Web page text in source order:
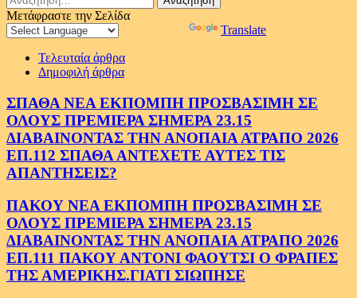
για:
Μετάφραστε την Σελίδα
Translate
Τελευταία άρθρα
Δημοφιλή άρθρα
ΣΠΑΘΑ ΝΕΑ ΕΚΠΟΜΠΗ ΠΡΟΣΒΑΣΙΜΗ ΣΕ
ΟΛΟΥΣ ΠΡΕΜΙΕΡΑ ΣΗΜΕΡΑ 23.15
ΔΙΑΒΑΙΝΟΝΤΑΣ ΤΗΝ ΑΝΟΠΑΙΑ ΑΤΡΑΠΟ 2026
ΕΠ.112 ΣΠΑΘΑ ΑΝΤΕΧΕΤΕ ΑΥΤΕΣ ΤΙΣ
ΑΠΑΝΤΗΣΕΙΣ?
ΠΑΚΟΥ ΝΕΑ ΕΚΠΟΜΠΗ ΠΡΟΣΒΑΣΙΜΗ ΣΕ
ΟΛΟΥΣ ΠΡΕΜΙΕΡΑ ΣΗΜΕΡΑ 23.15
ΔΙΑΒΑΙΝΟΝΤΑΣ ΤΗΝ ΑΝΟΠΑΙΑ ΑΤΡΑΠΟ 2026
ΕΠ.111 ΠΑΚΟΥ ΑΝΤΟΝΙ ΦΑΟΥΤΣΙ Ο ΦΡΑΠΕΣ
ΤΗΣ ΑΜΕΡΙΚΗΣ.ΓΙΑΤΙ ΣΙΩΠΗΣΕ